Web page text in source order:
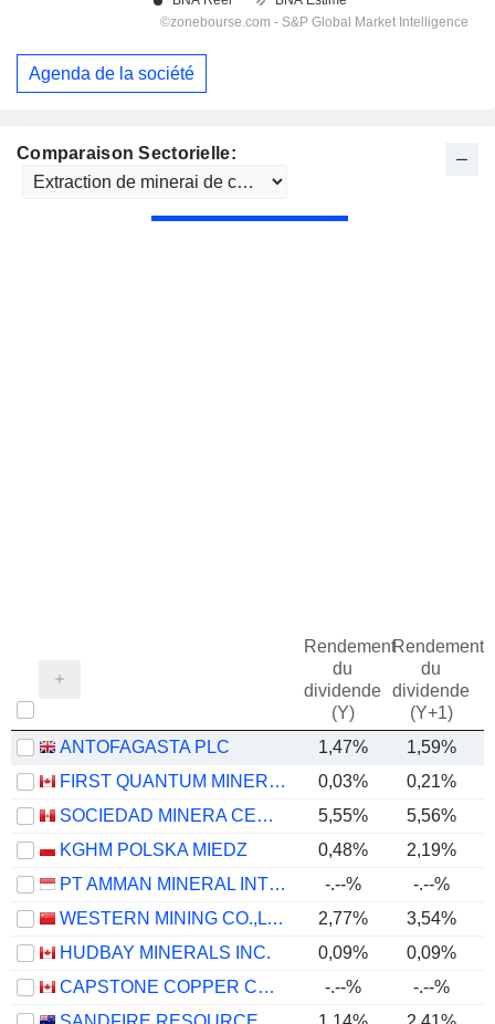
Comparaison Sectorielle:
Rendement
du
dividende
(Y)
Rendement
du
dividende
(Y+1)
ANTOFAGASTA PLC 1,47% 1,59%
FIRST QUANTUM MINERALS LTD.
0,03% 0,21%
SOCIEDAD MINERA CERRO VERDE S.A.A.
5,55% 5,56%
KGHM POLSKA MIEDZ
0,48%
2,19%
PT AMMAN MINERAL INTERNASIONAL TBK
-.--% -.--%
WESTERN MINING CO.,LTD.
2,77% 3,54%
HUDBAY MINERALS INC.
0,09% 0,09%
CAPSTONE COPPER CORP.
-.--% -.--%
Agenda de la société